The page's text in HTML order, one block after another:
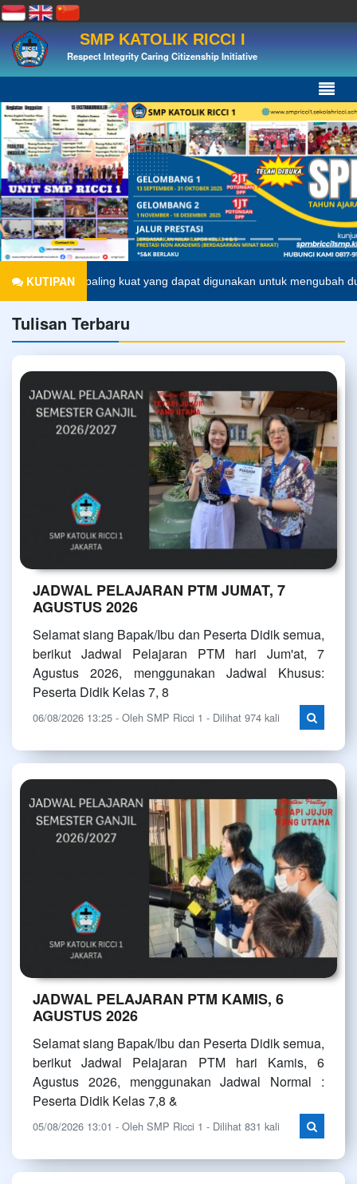
SMP KATOLIK RICCI I
Respect Integrity Caring Citizenship Initiative
KUTIPAN
senjata paling kuat yang dapat digunakan untuk mengubah
Tulisan Terbaru
JADWAL PELAJARAN PTM JUMAT, 7
AGUSTUS 2026
Selamat siang Bapak/Ibu dan Peserta Didik semua,
berikut Jadwal Pelajaran PTM hari Jum'at, 7
Agustus 2026, menggunakan Jadwal Khusus:
Peserta Didik Kelas 7, 8
06/08/2026 13:25 - Oleh SMP Ricci 1 - Dilihat 974 kali
JADWAL PELAJARAN PTM KAMIS, 6
AGUSTUS 2026
Selamat siang Bapak/Ibu dan Peserta Didik semua,
berikut Jadwal Pelajaran PTM hari Kamis, 6
Agustus 2026, menggunakan Jadwal Normal :
Peserta Didik Kelas 7,8 &
05/08/2026 13:01 - Oleh SMP Ricci 1 - Dilihat 831 kali